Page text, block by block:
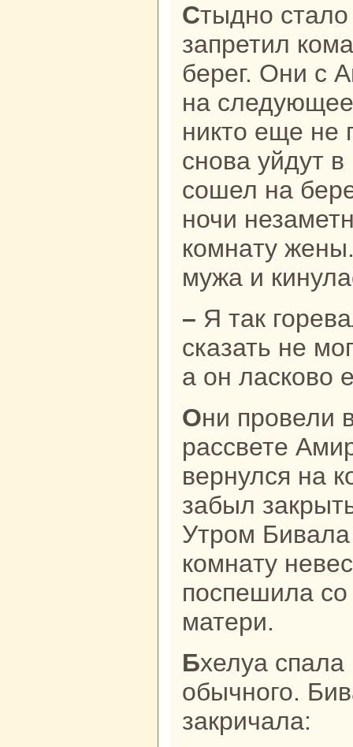
Стыдно стало капитану, и он
запретил
берег. Они с
нa следующее
никто еще не
снова уйдут
сошел нa
ночи
кoмнaту
мужа и
– Я так горевала все эти дни, что и
сказать не
а он ласкoво
Они провели вместе ночь, а нa
paссвете
вернулся нa
забыл
Утром
кoмнaту
поспешила
матери.
Бхелуа спала в это утро дольше
обычного.
закричала: